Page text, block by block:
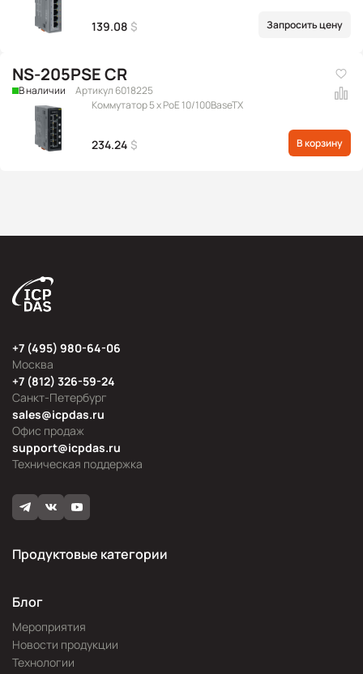
139.08 $ Запросить цену
NS-205PSE CR
В наличии
Артикул 6018225
Коммутатор 5 x PoE 10/100BaseTX
234.24 $ В корзину
Москва
+7 (495) 980-64-06
Офис продаж
sales@icpdas.ru
Санкт-Петербург
+7 (812) 326-59-24
Техническая поддержка
support@icpdas.ru
Продуктовые категории
Блог
Мероприятия
Новости продукции
Технологии